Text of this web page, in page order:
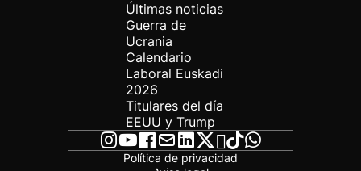
Últimas noticias
Guerra de
Ucrania
Calendario
Laboral Euskadi
2026
Titulares del día
EEUU y Trump
Política de privacidad